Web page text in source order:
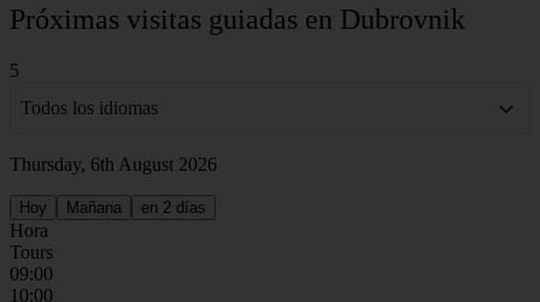
Próximas visitas guiadas en Dubrovnik
5
Todos los idiomas
Thursday, 6th August 2026
Hoy Mañana en 2 días
Hora
Tours
09:00
10:00